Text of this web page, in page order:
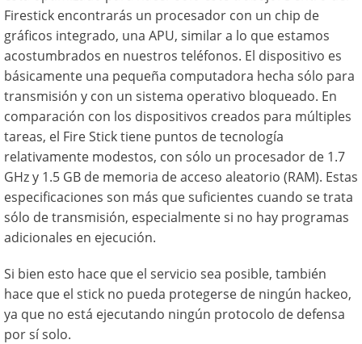
Firestick encontrarás un procesador con un chip de
gráficos integrado, una APU, similar a lo que estamos
acostumbrados en nuestros teléfonos. El dispositivo es
básicamente una pequeña computadora hecha sólo para
transmisión y con un sistema operativo bloqueado. En
comparación con los dispositivos creados para múltiples
tareas, el Fire Stick tiene puntos de tecnología
relativamente modestos, con sólo un procesador de 1.7
GHz y 1.5 GB de memoria de acceso aleatorio (RAM). Estas
especificaciones son más que suficientes cuando se trata
sólo de transmisión, especialmente si no hay programas
adicionales en ejecución.
Si bien esto hace que el servicio sea posible, también
hace que el stick no pueda protegerse de ningún hackeo,
ya que no está ejecutando ningún protocolo de defensa
por sí solo.